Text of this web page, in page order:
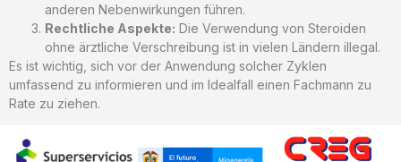
anderen Nebenwirkungen führen.
Rechtliche Aspekte: Die Verwendung von Steroiden
ohne ärztliche Verschreibung ist in vielen Ländern illegal.
Es ist wichtig, sich vor der Anwendung solcher Zyklen
umfassend zu informieren und im Idealfall einen Fachmann zu
Rate zu ziehen.